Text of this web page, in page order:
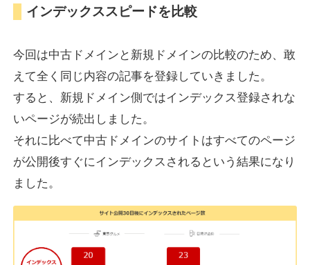
詳細を見る
DA 38 外部リンク数 1151 ドメイン年齢
詳細を見る
designcrave.com
ジャンル
DA38
インデックススピードを比較
今回は中古ドメインと新規ドメインの比較のため、敢
えて全く同じ内容の記事を登録していきました。
すると、新規ドメイン側ではインデックス登録されな
いページが続出しました。
それに比べて中古ドメインのサイトはすべてのページ
が公開後すぐにインデックスされるという結果になり
ました。